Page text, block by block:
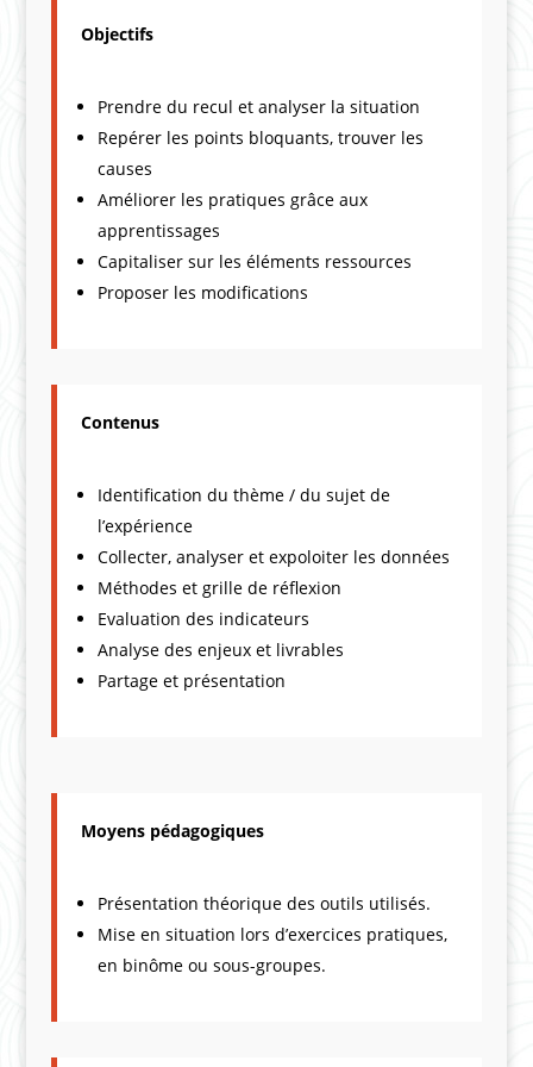
Objectifs
Prendre du recul et analyser la situation
Repérer les points bloquants, trouver les
causes
Améliorer les pratiques grâce aux
apprentissages
Capitaliser sur les éléments ressources
Proposer les modifications
Contenus
Identification du thème / du sujet de
l’expérience
Collecter, analyser et expoloiter les données
Méthodes et grille de réflexion
Evaluation des indicateurs
Analyse des enjeux et livrables
Partage et présentation
Moyens pédagogiques
Présentation théorique des outils utilisés.
Mise en situation lors d’exercices pratiques,
en binôme ou sous-groupes.